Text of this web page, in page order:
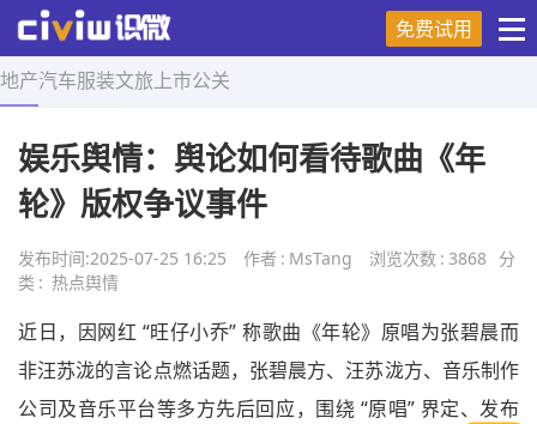
免费试用
地产汽车服装文旅 上市公关
首页 > 热点舆情 > 正文
娱乐舆情：舆论如何看待歌曲《年
轮》版权争议事件
发布时间:2025-07-25 16:25 作者 : MsTang 浏览次数 : 3868 分
类 : 热点舆情
近日，因网红 “旺仔小乔” 称歌曲《年轮》原唱为张碧晨而
非汪苏泷的言论点燃话题，张碧晨方、汪苏泷方、音乐制作
公司及音乐平台等多方先后回应，围绕 “原唱” 界定、发布